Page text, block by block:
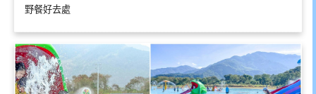
野餐好去處